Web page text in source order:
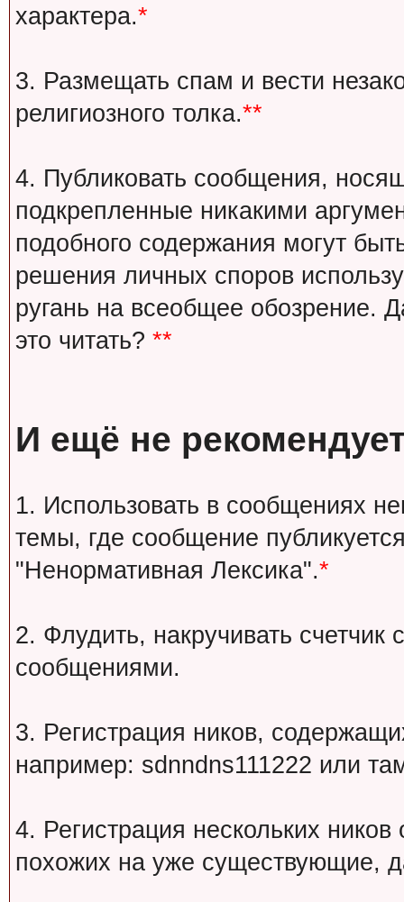
характера.*
3. Размещать спам и вести
религиозного толка.**
4. Публиковать сообщения,
подкрепленные никакими
подобного содержания могут
решения личных споров
ругань на всеобщее обозрение.
это читать? **
И ещё не
1. Использовать в сообщениях
темы, где сообщение
"Ненормативная Лексика".*
2. Флудить, накручивать
сообщениями.
3. Регистрация ников,
например: sdnndns111222 или
4. Регистрация нескольких
похожих на уже существующие,